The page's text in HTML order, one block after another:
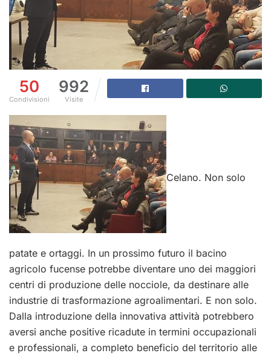
50
Condivisioni
992
Visite
Celano. Non solo
patate e ortaggi. In un prossimo futuro il bacino
agricolo fucense potrebbe diventare uno dei maggiori
centri di produzione delle nocciole, da destinare alle
industrie di trasformazione agroalimentari. E non solo.
Dalla introduzione della innovativa attività potrebbero
aversi anche positive ricadute in termini occupazionali
e professionali, a completo beneficio del territorio alle